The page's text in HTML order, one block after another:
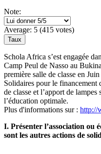
Note:
Average: 5 (415 votes)
Schola Africa s’est engagée
Camp Peul de Nasso au
première salle de classe en
Solidaires pour le financement
de classe et l’apport de
l’éducation optimale.
Plus d'informations sur : http://
I. Présenter l’association ou
sont les autres actions de